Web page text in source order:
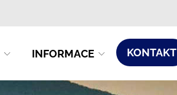
INFORMACE KONTAKT